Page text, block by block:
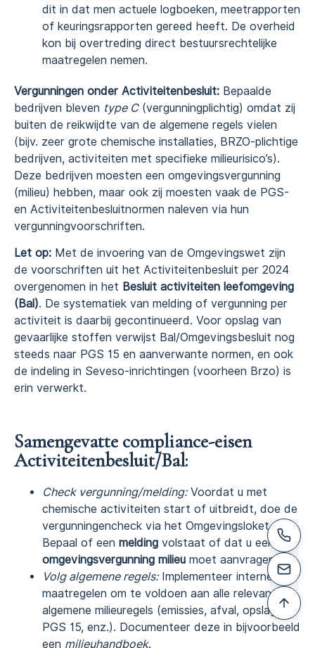
dit in dat men actuele logboeken, meetrapporten
of keuringsrapporten gereed heeft. De overheid
kon bij overtreding direct bestuursrechtelijke
maatregelen nemen.
Vergunningen onder Activiteitenbesluit: Bepaalde
bedrijven bleven type C(vergunningplichtig) omdat zij
buiten de reikwijdte van de algemene regels vielen
(bijv. zeer grote chemische installaties, BRZO-plichtige
bedrijven, activiteiten met specifieke milieurisico’s).
Deze bedrijven moesten een omgevingsvergunning
(milieu) hebben, maar ook zij moesten vaak de PGS-
en Activiteitenbesluitnormen naleven via hun
vergunningvoorschriften.
Let op: Met de invoering van de Omgevingswet zijn
de voorschriften uit het Activiteitenbesluit per 2024
overgenomen in het Besluit activiteiten leefomgeving
(Bal). De systematiek van melding of vergunning per
activiteit is daarbij gecontinueerd. Voor opslag van
gevaarlijke stoffen verwijst Bal/Omgevingsbesluit nog
steeds naar PGS 15 en aanverwante normen, en ook
de indeling in Seveso-inrichtingen (voorheen Brzo) is
erin verwerkt.
Samengevatte compliance-eisen
Activiteitenbesluit/Bal:
Check vergunning/melding:Voordat u met
chemische activiteiten start of uitbreidt, doe de
vergunningencheck via het Omgevingsloket.
Bepaal of een melding volstaat of dat u een
omgevingsvergunning milieu moet aanvragen.
Volg algemene regels:Implementeer interne
maatregelen om te voldoen aan alle relevante
algemene milieuregels (emissies, afval, opslag,
PGS 15, enz.). Documenteer deze in bijvoorbeeld
een milieuhandboek.